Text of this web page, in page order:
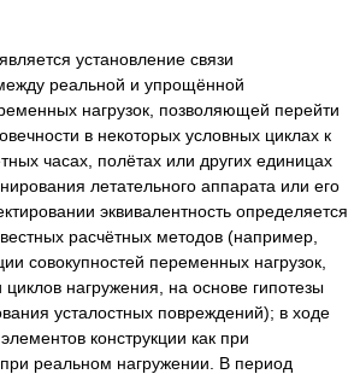
установление связи
реальной и упрощённой
нагрузок, позволяющей перейти
в некоторых условных циклах к
часах, полётах или других единицах
летательного аппарата или его
эквивалентность определяется
расчётных методов (например,
совокупностей переменных нагрузок,
нагружения, на основе гипотезы
усталостных повреждений); в ходе
конструкции как при
реальном нагружении. В период